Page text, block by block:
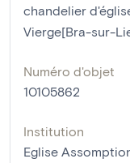
chandelier
Vierge[Bra-sur-
Numéro d'objet
10105862
Institution
Eglise